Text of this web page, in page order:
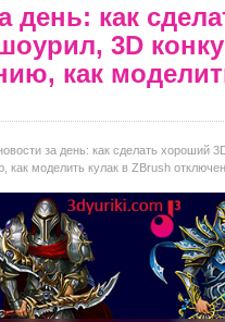
день: как
3D
как
за день: как сделать хороший
как моделить кулак в ZBrush